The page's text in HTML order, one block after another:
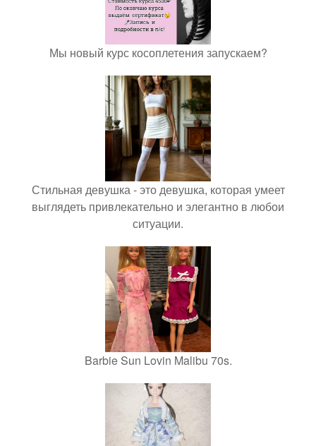
Мы новый курс косоплетения запускаем?
Стильная девушка - это девушка, которая умеет
выглядеть привлекательно и элегантно в любои
ситуации.
Barbie Sun Lovin Malibu 70s.